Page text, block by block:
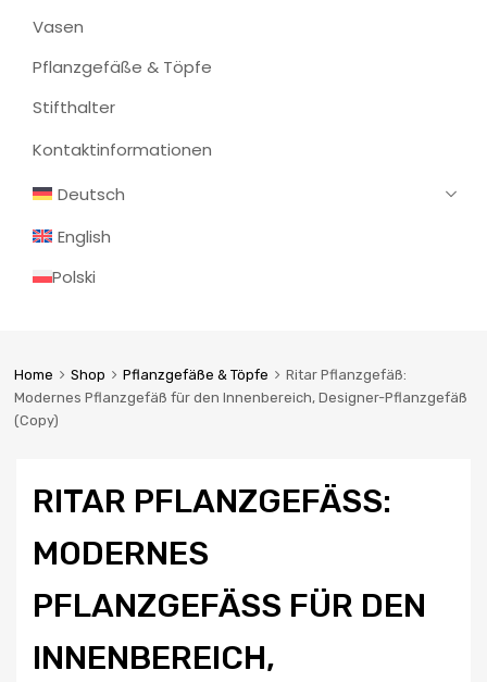
Vasen
Pflanzgefäße & Töpfe
Stifthalter
Kontaktinformationen
Deutsch
English
Polski
Home Shop Pflanzgefäße & Töpfe
Ritar Pflanzgefäß:
Modernes Pflanzgefäß für den Innenbereich, Designer-Pflanzgefäß
(Copy)
RITAR PFLANZGEFÄSS: M
ODERNES P
FLANZGEFÄSS FÜR DEN IN
NENBEREICH, DE